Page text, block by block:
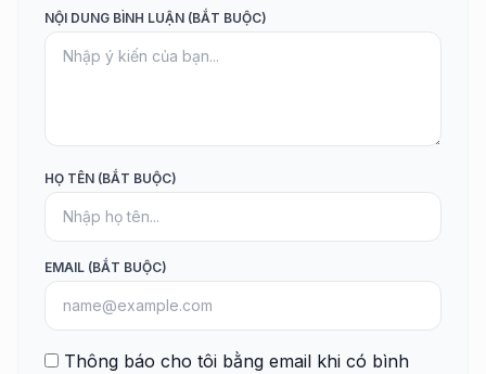
NỘI DUNG BÌNH LUẬN (BẮT BUỘC)
HỌ TÊN (BẮT BUỘC)
EMAIL (BẮT BUỘC)
Thông báo cho tôi bằng email khi có bình